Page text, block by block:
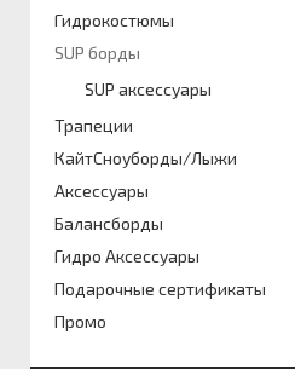
Гидрокостюмы
SUP борды
SUP аксессуары
Трапеции
КайтСноуборды/Лыжи
Аксессуары
Балансборды
Гидро Аксессуары
Подарочные сертификаты
Промо